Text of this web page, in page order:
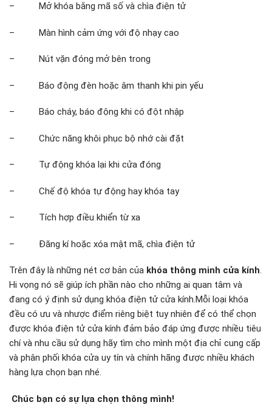
– Mở khóa bằng mã số và chìa điện tử
– Màn hình cảm ứng với độ nhạy cao
– Nút vặn đóng mở bên trong
– Báo động đèn hoặc âm thanh khi pin yếu
– Báo cháy, báo động khi có đột nhập
– Chức năng khôi phục bộ nhớ cài đặt
– Tự động khóa lại khi cửa đóng
– Chế độ khóa tự động hay khóa tay
– Tích hợp điều khiển từ xa
– Đăng kí hoặc xóa mật mã, chìa điện tử
Trên đây là những nét cơ bản của khóa thông minh cửa kính.
Hi vọng nó sẽ giúp ích phần nào cho những ai quan tâm và
đang có ý định sử dụng khóa điện tử cửa kính.Mỗi loại khóa
đều có ưu và nhược điểm riêng biệt tuy nhiên để có thể chọn
được khóa điện tử cửa kính đảm bảo đáp ứng được nhiều tiêu
chí và nhu cầu sử dụng hãy tìm cho mình một địa chỉ cung cấp
và phân phối khóa cửa uy tín và chính hãng được nhiều khách
hàng lựa chọn bạn nhé.
Chúc bạn có sự lựa chọn thông mình!